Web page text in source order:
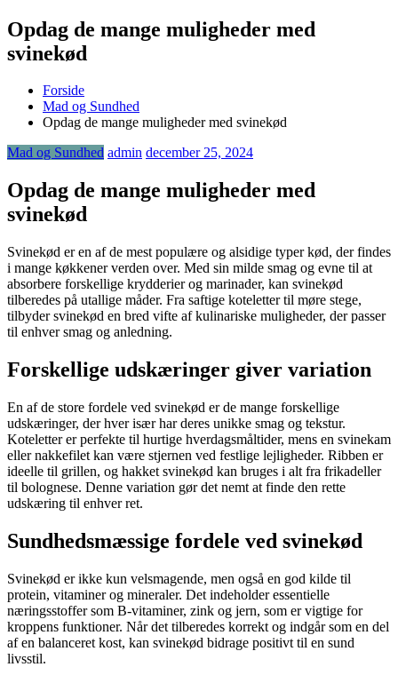
Opdag de mange muligheder med
svinekød
Forside
Mad og Sundhed
Opdag de mange muligheder med svinekød
Mad og Sundhed admin december 25, 2024
Opdag de mange muligheder med
svinekød
Svinekød er en af de mest populære og alsidige typer kød, der findes
i mange køkkener verden over. Med sin milde smag og evne til at
absorbere forskellige krydderier og marinader, kan svinekød
tilberedes på utallige måder. Fra saftige koteletter til møre stege,
tilbyder svinekød en bred vifte af kulinariske muligheder, der passer
til enhver smag og anledning.
Forskellige udskæringer giver variation
En af de store fordele ved svinekød er de mange forskellige
udskæringer, der hver især har deres unikke smag og tekstur.
Koteletter er perfekte til hurtige hverdagsmåltider, mens en svinekam
eller nakkefilet kan være stjernen ved festlige lejligheder. Ribben er
ideelle til grillen, og hakket svinekød kan bruges i alt fra frikadeller
til bolognese. Denne variation gør det nemt at finde den rette
udskæring til enhver ret.
Sundhedsmæssige fordele ved svinekød
Svinekød er ikke kun velsmagende, men også en god kilde til
protein, vitaminer og mineraler. Det indeholder essentielle
næringsstoffer som B-vitaminer, zink og jern, som er vigtige for
kroppens funktioner. Når det tilberedes korrekt og indgår som en del
af en balanceret kost, kan svinekød bidrage positivt til en sund
livsstil.